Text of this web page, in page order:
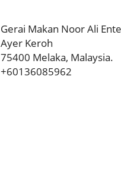
Gerai Makan Noor Ali
Ayer Keroh
75400 Melaka, Malaysia.
+60136085962